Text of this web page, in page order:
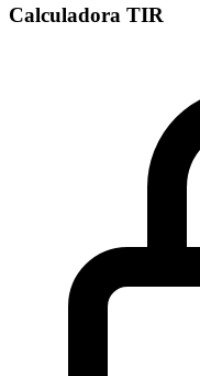
Calculadora TIR